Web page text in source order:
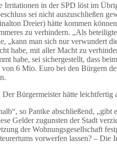
Irritationen in der SPD löst im
sei nicht auszuschließen
Dreier) hätte kommen
zu verhindern. „Als
„kann man sich nur verwundert
habe, mit aller Macht zu
habe, sei sichergestellt, dass
von 6 Mio. Euro bei den Bürgern
Der Bürgermeister hätte leichtfertig
so Pantke abschließend,
Gelder zugunsten der Stadt
der Wohnungsgesellschaft
vorwerfen lassen? – Die